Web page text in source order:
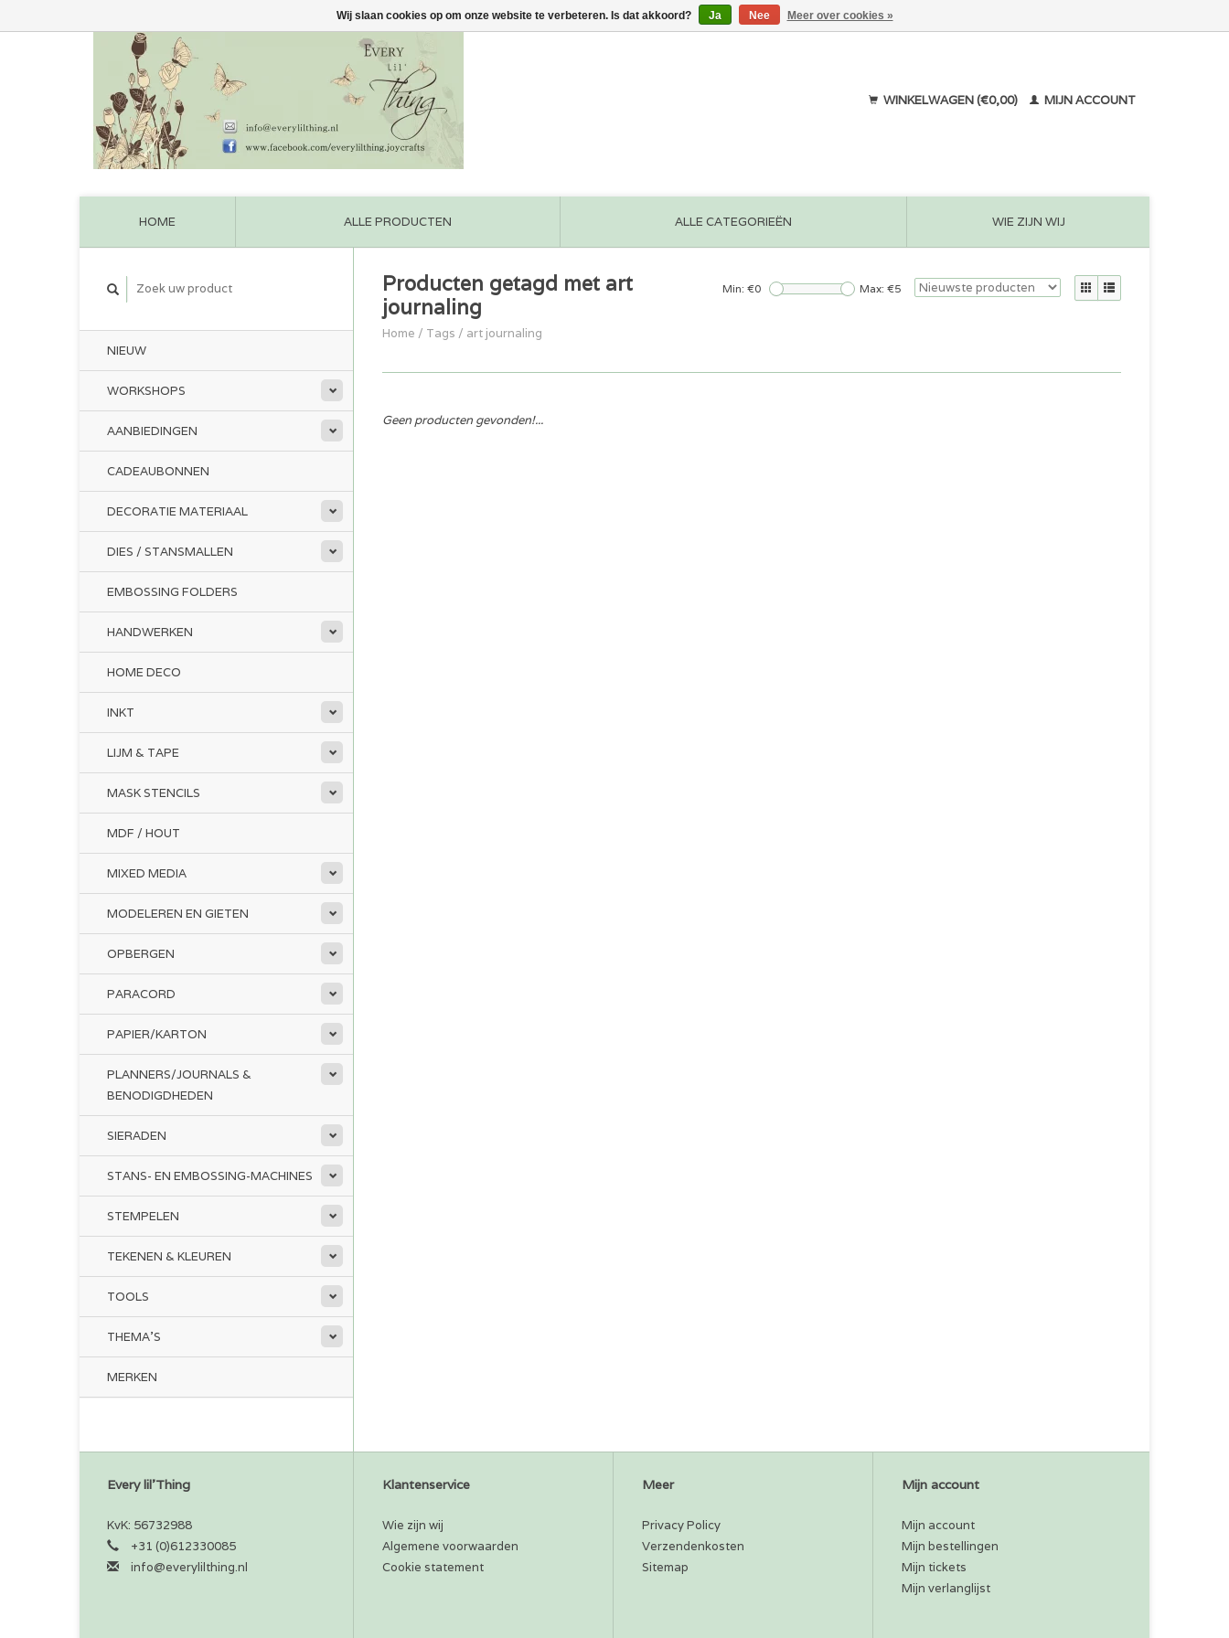
WINKELWAGEN (€0,00) MIJN ACCOUNT
HOME ALLE PRODUCTEN ALLE CATEGORIEËN WIE ZIJN WIJ
NIEUW
WORKSHOPS
AANBIEDINGEN
CADEAUBONNEN
DECORATIE MATERIAAL
DIES / STANSMALLEN
EMBOSSING FOLDERS
HANDWERKEN
HOME DECO
INKT
LIJM & TAPE
MASK STENCILS
MDF / HOUT
MIXED MEDIA
MODELEREN EN GIETEN
OPBERGEN
PARACORD
PAPIER/KARTON
PLANNERS/JOURNALS &
BENODIGDHEDEN
SIERADEN
STANS- EN EMBOSSING-MACHINES
STEMPELEN
TEKENEN & KLEUREN
TOOLS
THEMA'S
MERKEN
Producten getagd met art
journaling
Home / Tags / art journaling
Min: €0 Max: €5
Geen producten gevonden!...
Every lil'Thing
KvK: 56732988
+31 (0)612330085
info@everylilthing.nl
Klantenservice
Wie zijn wij
Algemene voorwaarden
Cookie statement
Meer
Privacy Policy
Verzendenkosten
Sitemap
Mijn account
Mijn account
Mijn bestellingen
Mijn tickets
Mijn verlanglijst
Wij slaan cookies op om onze website te verbeteren. Is dat akkoord? Ja Nee Meer over cookies »